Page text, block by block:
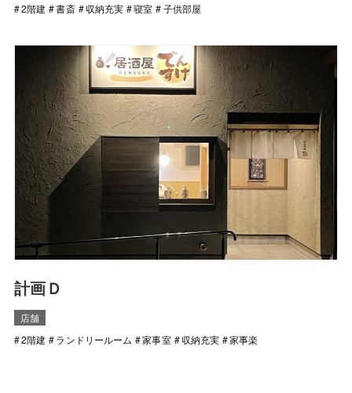
2階建
書斎 収納充実 寝室 子供部屋
計画Ｄ
店舗
2階建
ランドリールーム 家事室 収納充実 家事楽